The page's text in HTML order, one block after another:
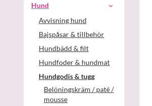
Hund
Avvisning hund
Bajspåsar & tillbehör
Hundbädd & filt
Hundfoder & hundmat
Hundgodis & tugg
Belöningskräm / paté /
mousse